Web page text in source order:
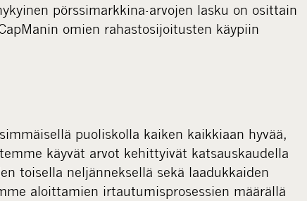
pörssimarkkina-arvojen lasku on osittain
omien rahastosijoitusten käypiin
puoliskolla kaiken kaikkiaan hyvää,
käyvät arvot kehittyivät katsauskaudella
toisella neljänneksellä sekä laadukkaiden
aloittamien irtautumisprosessien määrällä